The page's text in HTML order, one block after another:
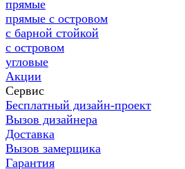
прямые
прямые с островом
с барной стойкой
с островом
угловые
Акции
Сервис
Бесплатный дизайн-проект
Вызов дизайнера
Доставка
Вызов замерщика
Гарантия